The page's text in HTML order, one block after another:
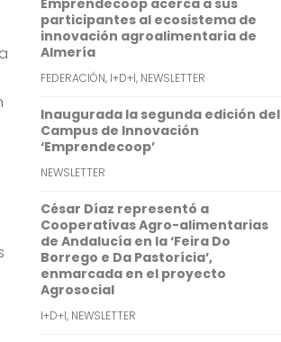
o
k
e
r
lt
s
A
p
p
n
k
e
d
I
Emprendecoop acerca a sus
participantes al ecosistema de
innovación agroalimentaria de
Almería
FEDERACIÓN, I+D+I, NEWSLETTER
Inaugurada la segunda edición del
Campus de Innovación
‘Emprendecoop’
NEWSLETTER
César Díaz representó a
Cooperativas Agro-alimentarias
de Andalucía en la ‘Feira Do
Borrego e Da Pastorícia’,
enmarcada en el proyecto
Agrosocial
I+D+I, NEWSLETTER